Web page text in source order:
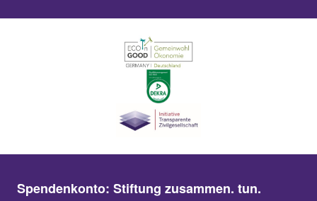
Spendenkonto: Stiftung zusammen. tun.